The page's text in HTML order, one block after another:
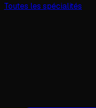
Toutes les spécialités